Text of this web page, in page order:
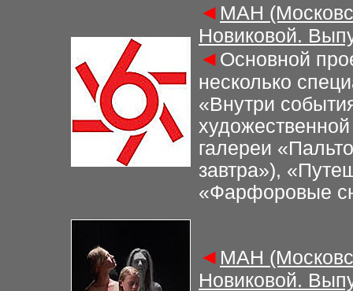
◄ МАН
Новиковой.
◄ Основной
несколько
«Внутри
галереи
завтра»),
«Фарфоровые
◄ МАН
Новиковой.